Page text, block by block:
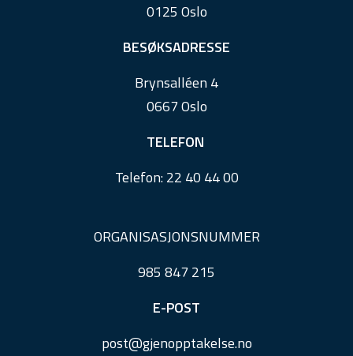
0125 Oslo
BESØKSADRESSE
Brynsalléen 4
0667 Oslo
TELEFON
Telefon:22 40 44 00
ORGANISASJONSNUMMER
985 847 215
E-POST
post@gjenopptakelse.no